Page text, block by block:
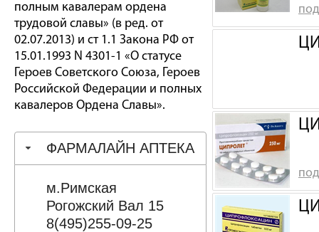
полным кавалерам ордена
трудовой славы» (в ред. от
02.07.2013) и ст 1.1 Закона РФ от
15.01.1993 N 4301-1 «О статусе
Героев Советского Союза, Героев
Российской Федерации и полных
кавалеров Ордена Славы».
ФАРМАЛАЙН АПТЕКА
м.Римская
Рогожский Вал 15
8(495)255-09-25